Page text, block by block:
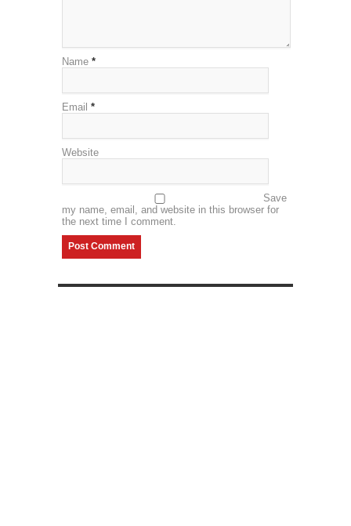
Name *
Email *
Website
Save
my name, email, and website in this browser for
the next time I comment.